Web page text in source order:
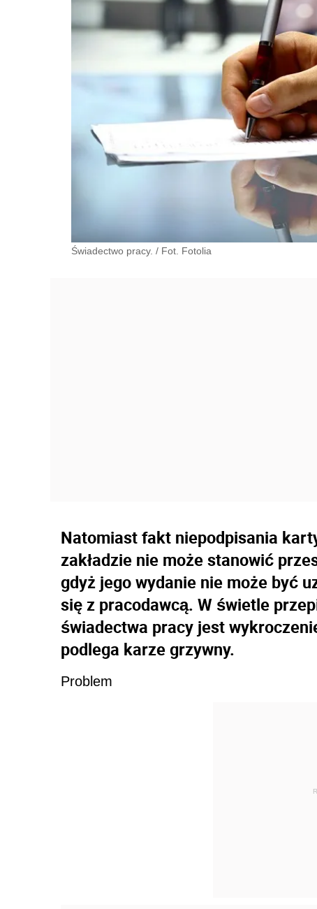
Świadectwo pracy. / Fot. Fotolia
Natomiast fakt niepodpisania
zakładzie nie może stanowić
gdyż jego wydanie nie może być
się z pracodawcą. W świetle
świadectwa pracy jest
podlega karze grzywny.
Problem